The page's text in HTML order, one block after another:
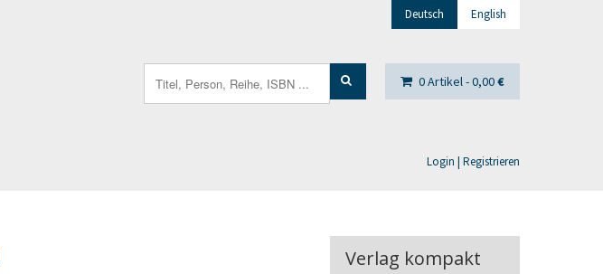
Deutsch English
0 Artikel -0,00€
Login | Registrieren
for:
Verlag kompakt